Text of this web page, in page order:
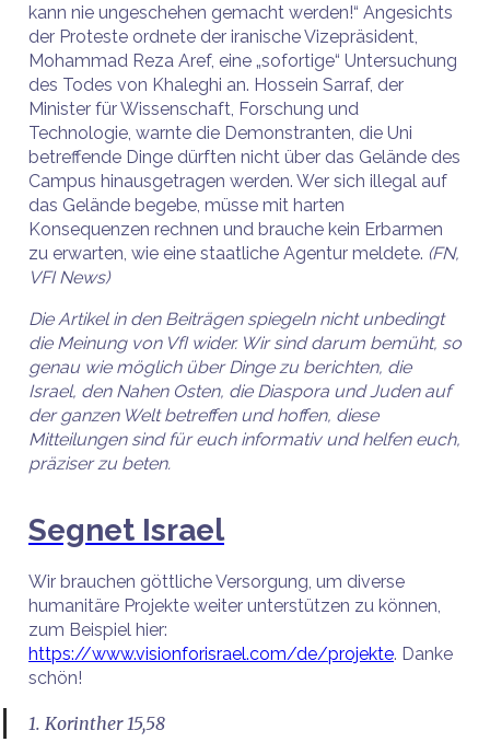
kann nie ungeschehen gemacht werden!“ Angesichts
der Proteste ordnete der iranische Vizepräsident,
Mohammad Reza Aref, eine „sofortige“ Untersuchung
des Todes von Khaleghi an. Hossein Sarraf, der
Minister für Wissenschaft, Forschung und
Technologie, warnte die Demonstranten, die Uni
betreffende Dinge dürften nicht über das Gelände des
Campus hinausgetragen werden. Wer sich illegal auf
das Gelände begebe, müsse mit harten
Konsequenzen rechnen und brauche kein Erbarmen
zu erwarten, wie eine staatliche Agentur meldete. (FN,
VFI News)
Die Artikel in den Beiträgen spiegeln nicht unbedingt
die Meinung von VfI wider. Wir sind darum bemüht, so
genau wie möglich über Dinge zu berichten, die
Israel, den Nahen Osten, die Diaspora und Juden auf
der ganzen Welt betreffen und hoffen, diese
Mitteilungen sind für euch informativ und helfen euch,
präziser zu beten.
Segnet Israel
Wir brauchen göttliche Versorgung, um diverse
humanitäre Projekte weiter unterstützen zu können,
zum Beispiel hier:
https://www.visionforisrael.com/de/projekte. Danke
schön!
1. Korinther 15,58